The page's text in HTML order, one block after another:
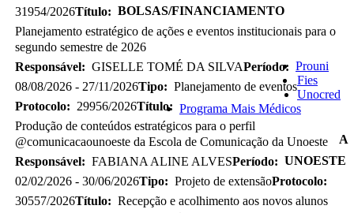
31954/2026Título:
Planejamento estratégico de ações e eventos institucionais para o
segundo semestre de 2026
Responsável: GISELLE TOMÉ DA SILVAPeríodo:
08/08/2026 - 27/11/2026Tipo: Planejamento de eventos
Protocolo: 29956/2026Título:
Produção de conteúdos estratégicos para o perfil
@comunicacaounoeste da Escola de Comunicação da Unoeste
Responsável: FABIANA ALINE ALVESPeríodo:
02/02/2026 - 30/06/2026Tipo: Projeto de extensãoProtocolo:
30557/2026Título: Recepção e acolhimento aos novos alunos
BOLSAS/FINANCIAMENTO
Prouni
Fies
Unocred
Programa Mais Médicos
A
UNOESTE